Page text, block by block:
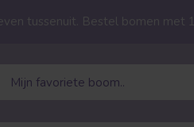
tussenuit. Bestel bomen met